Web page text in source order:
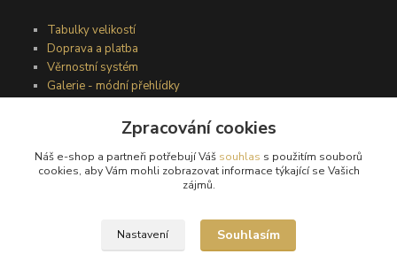
Tabulky velikostí
Doprava a platba
Věrnostní systém
Galerie - módní přehlídky
Obchodní podmínky
Zpracování cookies
Náš e-shop a partneři potřebují Váš souhlas s použitím souborů
cookies, aby Vám mohli zobrazovat informace týkající se Vašich
zájmů.
Nastavení Souhlasím